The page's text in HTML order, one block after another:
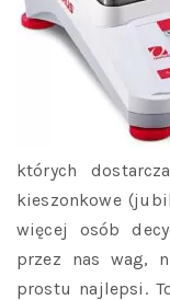
których
kieszonkowe
więcej osób
przez nas wag,
prostu najlepsi.